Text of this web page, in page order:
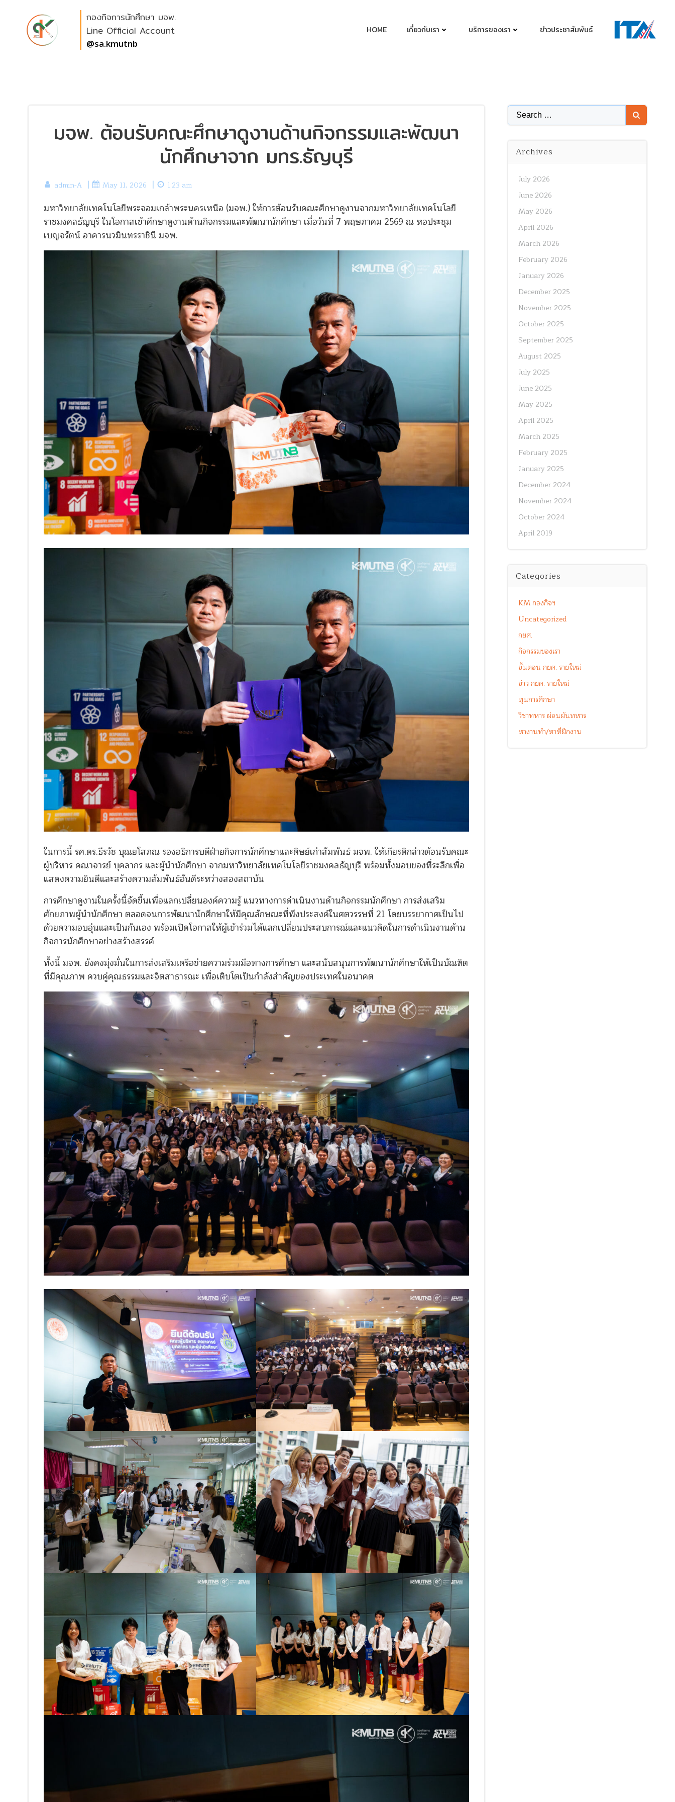
content
กองกิจการนักศึกษา มจพ.
Line Official Account
@sa.kmutnb
HOME เกี่ยวกับเรา บริการของเรา ข่าวประชาสัมพันธ์
มจพ. ต้อนรับคณะศึกษาดูงานด้านกิจกรรมและพัฒนา
นักศึกษาจาก มทร.ธัญบุรี
admin-A | May 11, 2026 | 1:23 am
มหาวิทยาลัยเทคโนโลยีพระจอมเกล้าพระนครเหนือ (มจพ.) ให้การต้อนรับคณะศึกษาดูงานจากมหาวิทยาลัยเทคโนโลยี
ราชมงคลธัญบุรี ในโอกาสเข้าศึกษาดูงานด้านกิจกรรมและพัฒนานักศึกษา เมื่อวันที่ 7 พฤษภาคม 2569 ณ หอประชุม
เบญจรัตน์ อาคารนวมินทรราชินี มจพ.
ในการนี้ รศ.ดร.ธีรวัช บุณยโสภณ รองอธิการบดีฝ่ายกิจการนักศึกษาและศิษย์เก่าสัมพันธ์ มจพ. ให้เกียรติกล่าวต้อนรับคณะ
ผู้บริหาร คณาจารย์ บุคลากร และผู้นำนักศึกษา จากมหาวิทยาลัยเทคโนโลยีราชมงคลธัญบุรี พร้อมทั้งมอบของที่ระลึกเพื่อ
แสดงความยินดีและสร้างความสัมพันธ์อันดีระหว่างสองสถาบัน
การศึกษาดูงานในครั้งนี้จัดขึ้นเพื่อแลกเปลี่ยนองค์ความรู้ แนวทางการดำเนินงานด้านกิจกรรมนักศึกษา การส่งเสริม
ศักยภาพผู้นำนักศึกษา ตลอดจนการพัฒนานักศึกษาให้มีคุณลักษณะที่พึงประสงค์ในศตวรรษที่ 21 โดยบรรยากาศเป็นไป
ด้วยความอบอุ่นและเป็นกันเอง พร้อมเปิดโอกาสให้ผู้เข้าร่วมได้แลกเปลี่ยนประสบการณ์และแนวคิดในการดำเนินงานด้าน
กิจการนักศึกษาอย่างสร้างสรรค์
ทั้งนี้ มจพ. ยังคงมุ่งมั่นในการส่งเสริมเครือข่ายความร่วมมือทางการศึกษา และสนับสนุนการพัฒนานักศึกษาให้เป็นบัณฑิต
ที่มีคุณภาพ ควบคู่คุณธรรมและจิตสาธารณะ เพื่อเติบโตเป็นกำลังสำคัญของประเทศในอนาคต
Search
for:
Archives
July 2026
June 2026
May 2026
April 2026
March 2026
February 2026
January 2026
December 2025
November 2025
October 2025
September 2025
August 2025
July 2025
June 2025
May 2025
April 2025
March 2025
February 2025
January 2025
December 2024
November 2024
October 2024
April 2019
Categories
KM กองกิจฯ
Uncategorized
กยศ.
กิจกรรมของเรา
ขั้นตอน กยศ. รายใหม่
ข่าว กยศ. รายใหม่
ทุนการศึกษา
วิชาทหาร ผ่อนผันทหาร
หางานทำ/หาที่ฝึกงาน